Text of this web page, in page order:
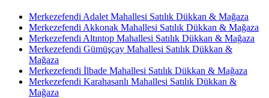
Merkezefendi Adalet Mahallesi Satılık Dükkan & Mağaza
Merkezefendi Akkonak Mahallesi Satılık Dükkan & Mağaza
Merkezefendi Altıntop Mahallesi Satılık Dükkan & Mağaza
Merkezefendi Gümüşçay Mahallesi Satılık Dükkan &
Mağaza
Merkezefendi İlbade Mahallesi Satılık Dükkan & Mağaza
Merkezefendi Karahasanlı Mahallesi Satılık Dükkan &
Mağaza